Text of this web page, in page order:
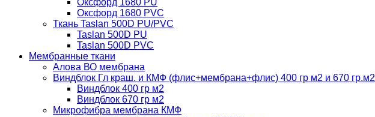
Оксфорд 1680 PU
Оксфорд 1680 PVC
Ткань Taslan 500D PU/PVC
Taslan 500D PU
Taslan 500D PVC
Мембранные ткани
Алова ВО мембрана
Виндблок Гл краш. и КМФ (флис+мембрана+флис) 400 гр м2 и 670 гр.м2
Виндблок 400 гр м2
Виндблок 670 гр м2
Микрофибра мембрана КМФ